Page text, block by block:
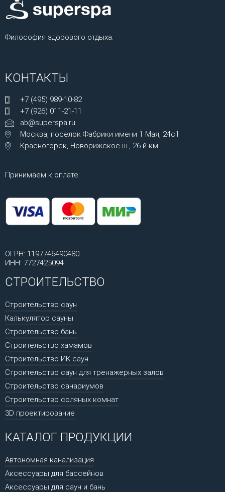
Философия здорового отдыха.
КОНТАКТЫ
+7 (495) 989-10-82
+7 (926) 011-21-11
ab@superspa.ru
Москва, посёлок Фабрики имени 1 Мая, 24с1
Красногорск, Новорижское ш., 26-й км
Принимаем к оплате:
ОГРН: 1197746490480
ИНН: 7727425094
СТРОИТЕЛЬСТВО
Строительство саун
Калькулятор сауны
Строительство бань
Строительство хамамов
Строительство ИК саун
Строительство саун для тренажерных залов
Строительство санариумов
Строительство соляных комнат
3D проектирование
КАТАЛОГ ПРОДУКЦИИ
Автономная канализация
Аксессуары для бассейнов
Аксессуары для саун и бань